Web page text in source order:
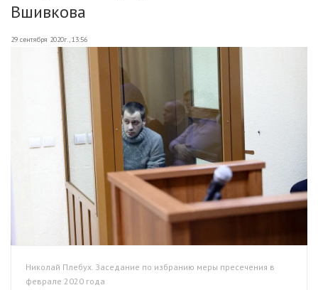
Вшивкова
29 сентября 2020г., 13:56
Николай Плебух. Заседание по избранию меры пресечения в
феврале 2020 года